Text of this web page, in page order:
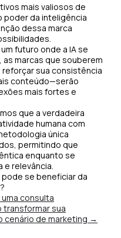
mais valiosos de
poder da inteligência
dessa marca
futuro onde a IA se
marcas que souberem
sua consistência
conteúdo—serão
mais fortes e
que a verdadeira
humana com
única
permitindo que
enquanto se
relevância.
se beneficiar da
consulta
transformar sua
cenário de marketing →